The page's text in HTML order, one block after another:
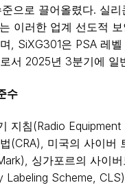
으로 끌어올렸다. 실
이러한 업계 선도적
, SiXG301은 PSA 레
서 2025년 3분기에 일
수
지침(Radio
(CRA), 미국의 사이버
싱가포르의 사이
Labeling Scheme,